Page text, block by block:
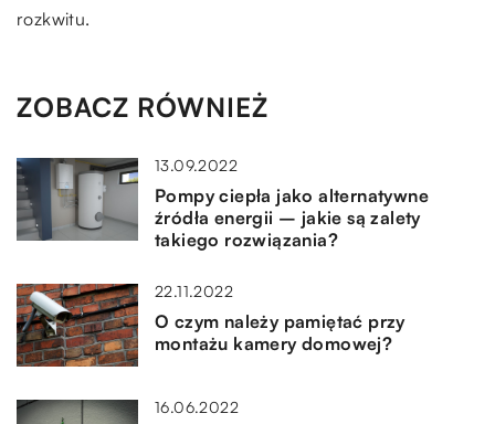
rozkwitu.
ZOBACZ RÓWNIEŻ
13.09.2022
Pompy ciepła jako alternatywne
źródła energii – jakie są zalety
takiego rozwiązania?
22.11.2022
O czym należy pamiętać przy
montażu kamery domowej?
16.06.2022